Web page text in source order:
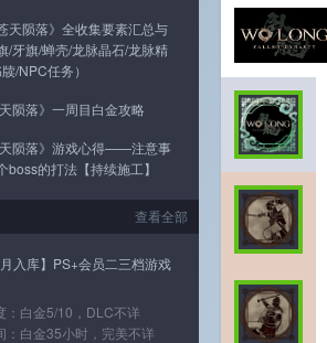
天陨落》全收集要素汇总与
/牙旗/蝉壳/龙脉晶石/龙脉精
/NPC任务）
天陨落》一周目白金攻略
天陨落》游戏心得——注意事
boss的打法【持续施工】
查看全部
月入库】PS+会员二三档游戏
：白金5/10，DLC不详
：白金35小时，完美不详